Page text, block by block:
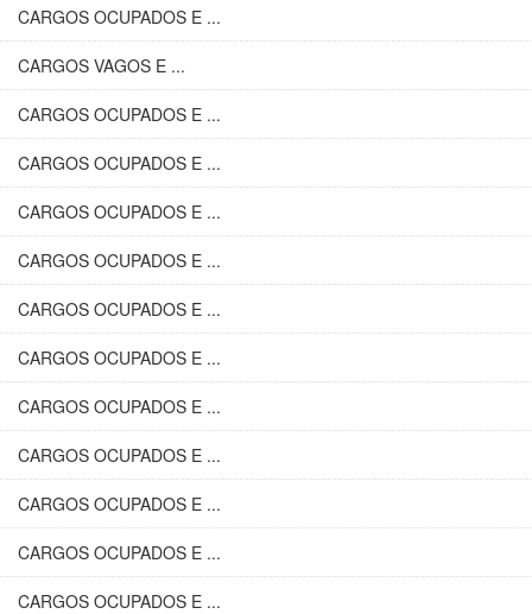
CARGOS OCUPADOS E ...
CARGOS VAGOS E ...
CARGOS OCUPADOS E ...
CARGOS OCUPADOS E ...
CARGOS OCUPADOS E ...
CARGOS OCUPADOS E ...
CARGOS OCUPADOS E ...
CARGOS OCUPADOS E ...
CARGOS OCUPADOS E ...
CARGOS OCUPADOS E ...
CARGOS OCUPADOS E ...
CARGOS OCUPADOS E ...
CARGOS OCUPADOS E ...